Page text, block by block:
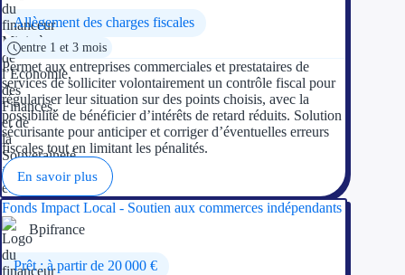
Blog
Nos guides
Nos partenaires
Contactez-nous
Allègement des charges fiscales
entre 1 et 3 mois
Permet aux entreprises commerciales et prestataires de
services de solliciter volontairement un contrôle fiscal pour
régulariser leur situation sur des points choisis, avec la
possibilité de bénéficier d’intérêts de retard réduits. Solution
sécurisante pour anticiper et corriger d’éventuelles erreurs
fiscales tout en limitant les pénalités.
En savoir plus
Fonds Impact Local - Soutien aux commerces indépendants
Bpifrance
Prêt : à partir de 20 000 €